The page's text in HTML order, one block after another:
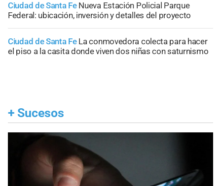
Ciudad de Santa Fe Nueva Estación Policial Parque
Federal: ubicación, inversión y detalles del proyecto
Ciudad de Santa Fe La conmovedora colecta para hacer
el piso a la casita donde viven dos niñas con saturnismo
+ Sucesos